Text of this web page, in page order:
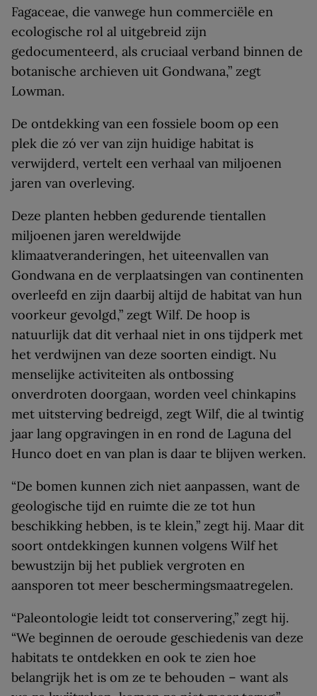
Fagaceae, die vanwege hun commerciële en
ecologische rol al uitgebreid zijn
gedocumenteerd, als cruciaal verband binnen de
botanische archieven uit Gondwana,” zegt
Lowman.
De ontdekking van een fossiele boom op een
plek die zó ver van zijn huidige habitat is
verwijderd, vertelt een verhaal van miljoenen
jaren van overleving.
Deze planten hebben gedurende tientallen
miljoenen jaren wereldwijde
klimaatveranderingen, het uiteenvallen van
Gondwana en de verplaatsingen van continenten
overleefd en zijn daarbij altijd de habitat van hun
voorkeur gevolgd,” zegt Wilf. De hoop is
natuurlijk dat dit verhaal niet in ons tijdperk met
het verdwijnen van deze soorten eindigt. Nu
menselijke activiteiten als ontbossing
onverdroten doorgaan, worden veel chinkapins
met uitsterving bedreigd, zegt Wilf, die al twintig
jaar lang opgravingen in en rond de Laguna del
Hunco doet en van plan is daar te blijven werken.
“De bomen kunnen zich niet aanpassen, want de
geologische tijd en ruimte die ze tot hun
beschikking hebben, is te klein,” zegt hij. Maar dit
soort ontdekkingen kunnen volgens Wilf het
bewustzijn bij het publiek vergroten en
aansporen tot meer beschermingsmaatregelen.
“Paleontologie leidt tot conservering,” zegt hij.
“We beginnen de oeroude geschiedenis van deze
habitats te ontdekken en ook te zien hoe
belangrijk het is om ze te behouden – want als